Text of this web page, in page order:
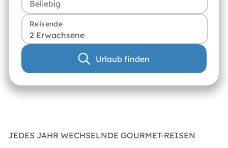
Reisende
2 Erwachsene
Urlaub finden
JEDES JAHR WECHSELNDE GOURMET-REISEN